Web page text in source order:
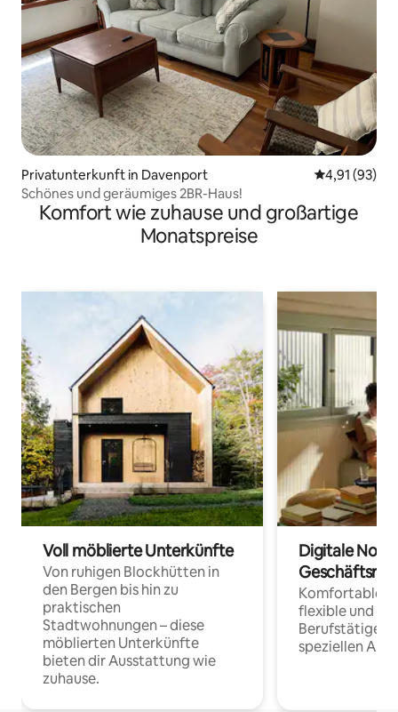
Privatunterkunft in Davenport
4,91 (93)
Schönes und geräumiges 2BR-Haus!
Komfort wie zuhause und großartige
Monatspreise
Voll möblierte Unterkünfte
Von ruhigen Blockhütten in
den Bergen bis hin zu
praktischen
Stadtwohnungen – diese
möblierten Unterkünfte
bieten dir Ausstattung wie
zuhause.
Digitale
Komfortable
flexible und
Berufstätige
speziellen